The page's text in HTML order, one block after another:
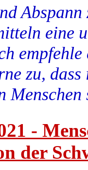
eine
zu,
Menschen
-
der